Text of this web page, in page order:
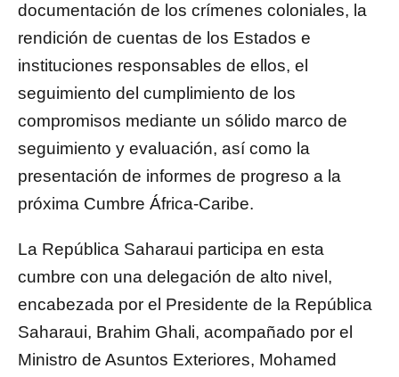
documentación de los crímenes coloniales, la
rendición de cuentas de los Estados e
instituciones responsables de ellos, el
seguimiento del cumplimiento de los
compromisos mediante un sólido marco de
seguimiento y evaluación, así como la
presentación de informes de progreso a la
próxima Cumbre África-Caribe.
La República Saharaui participa en esta
cumbre con una delegación de alto nivel,
encabezada por el Presidente de la República
Saharaui, Brahim Ghali, acompañado por el
Ministro de Asuntos Exteriores, Mohamed